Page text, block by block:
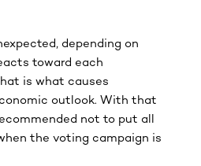
depending on
toward each
is what causes
outlook. With that
not to put all
the voting campaign is